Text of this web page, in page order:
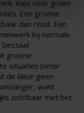
Kies voor groen
Een groene
dan rood. Een
bij normale
bestaat
groene
situaties beter
de kleur geen
want
zichtbaar met het